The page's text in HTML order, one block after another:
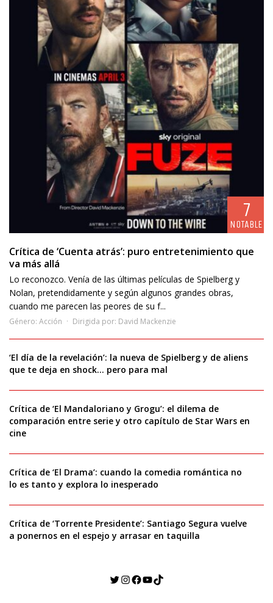
7
NOTABLE
Crítica de ‘Cuenta atrás’: puro entretenimiento que
va más allá
Lo reconozco. Venía de las últimas películas de Spielberg y
Nolan, pretendidamente y según algunos grandes obras,
cuando me parecen las peores de su f...
Género: Acción Dirigida por: David Mackenzie
‘El día de la revelación’: la nueva de Spielberg y de aliens
que te deja en shock… pero para mal
Crítica de ‘El Mandaloriano y Grogu’: el dilema de
comparación entre serie y otro capítulo de Star Wars en
cine
Crítica de ‘El Drama’: cuando la comedia romántica no
lo es tanto y explora lo inesperado
Crítica de ‘Torrente Presidente’: Santiago Segura vuelve
a ponernos en el espejo y arrasar en taquilla
Twitter
Instagram
Facebook
YouTube
TikTok